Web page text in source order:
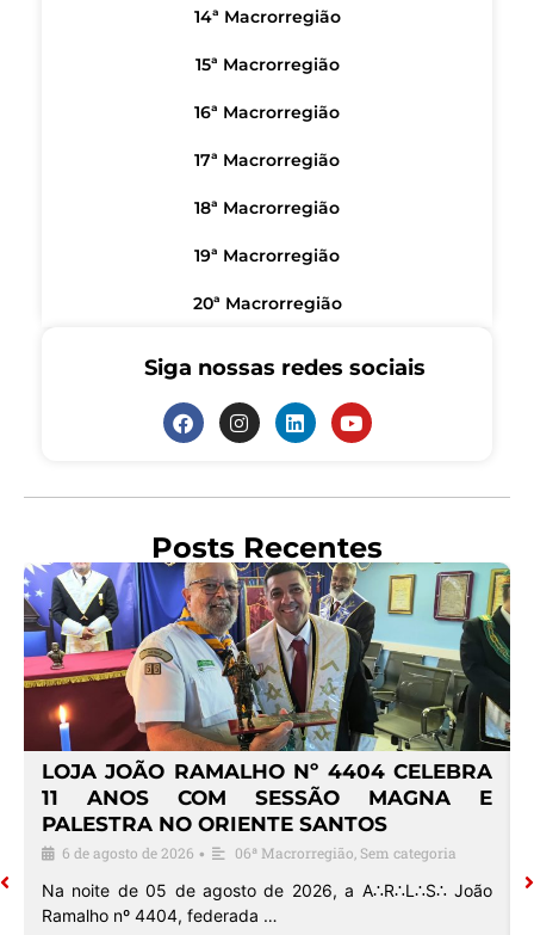
14ª Macrorregião
15ª Macrorregião
16ª Macrorregião
17ª Macrorregião
18ª Macrorregião
19ª Macrorregião
20ª Macrorregião
Siga nossas redes sociais
Posts Recentes
LOJA JOÃO RAMALHO Nº 4404 CELEBRA
11 ANOS COM SESSÃO MAGNA E
PALESTRA NO ORIENTE SANTOS
6 de agosto de 2026 • 06ª Macrorregião Sem categoria
Na noite de 05 de agosto de 2026, a A∴R∴L∴S∴ João
Ramalho nº 4404, federada …